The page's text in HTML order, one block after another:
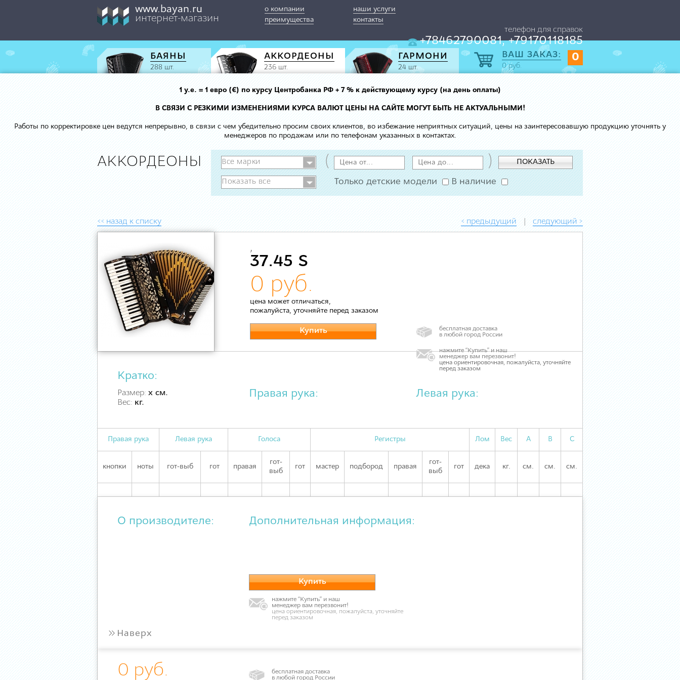
www.bayan.ru
интернет-магазин
о компании
наши услуги
преимущества
контакты
телефон для справок
+78462790081, +79170118185
БАЯНЫ
288 шт.
АККОРДЕОНЫ
236 шт.
ГАРМОНИ
24 шт.
0
ВАШ ЗАКАЗ:
0руб.
1 у.е. = 1 евро (€) по курсу Центробанка РФ + 7 % к действующему курсу (на день оплаты)
В СВЯЗИ С РЕЗКИМИ ИЗМЕНЕНИЯМИ КУРСА ВАЛЮТ ЦЕНЫ НА САЙТЕ МОГУТ БЫТЬ НЕ АКТУАЛЬНЫМИ!
Работы по корректировке цен ведутся непрерывно, в связи с чем убедительно просим своих клиентов, во избежание неприятных ситуаций, цены на заинтересовавшую продукцию уточнять у
менеджеров по продажам или по телефонам указанных в контактах.
АККОРДЕОНЫ ( ) ПОКАЗАТЬ
Только детские модели В наличие
<< назад к списку < предыдущий | следующий >
,
37.45 S
0 руб.
цена может отличаться,
пожалуйста, уточняйте перед заказом
Купить
бесплатная доставка
в любой город России
нажмите “Купить” и наш
менеджер вам перезвонит!
цена ориентировочная, пожалуйста, уточняйте
перед заказом
Кратко:
Размер: х см.
Вес: кг.
Правая рука: Левая рука:
Правая рука Левая рука Голоса Регистры Лом Вес А В С
кнопки ноты гот-выб гот правая
гот-
выб
гот мастер подбород правая
гот-
выб
гот дека кг. см. см. см.
О производителе: Дополнительная информация:
Купить
нажмите “Купить” и наш
менеджер вам перезвонит!
цена ориентировочная, пожалуйста, уточняйте
перед заказом
» Наверх
0 руб.
бесплатная доставка
в любой город России